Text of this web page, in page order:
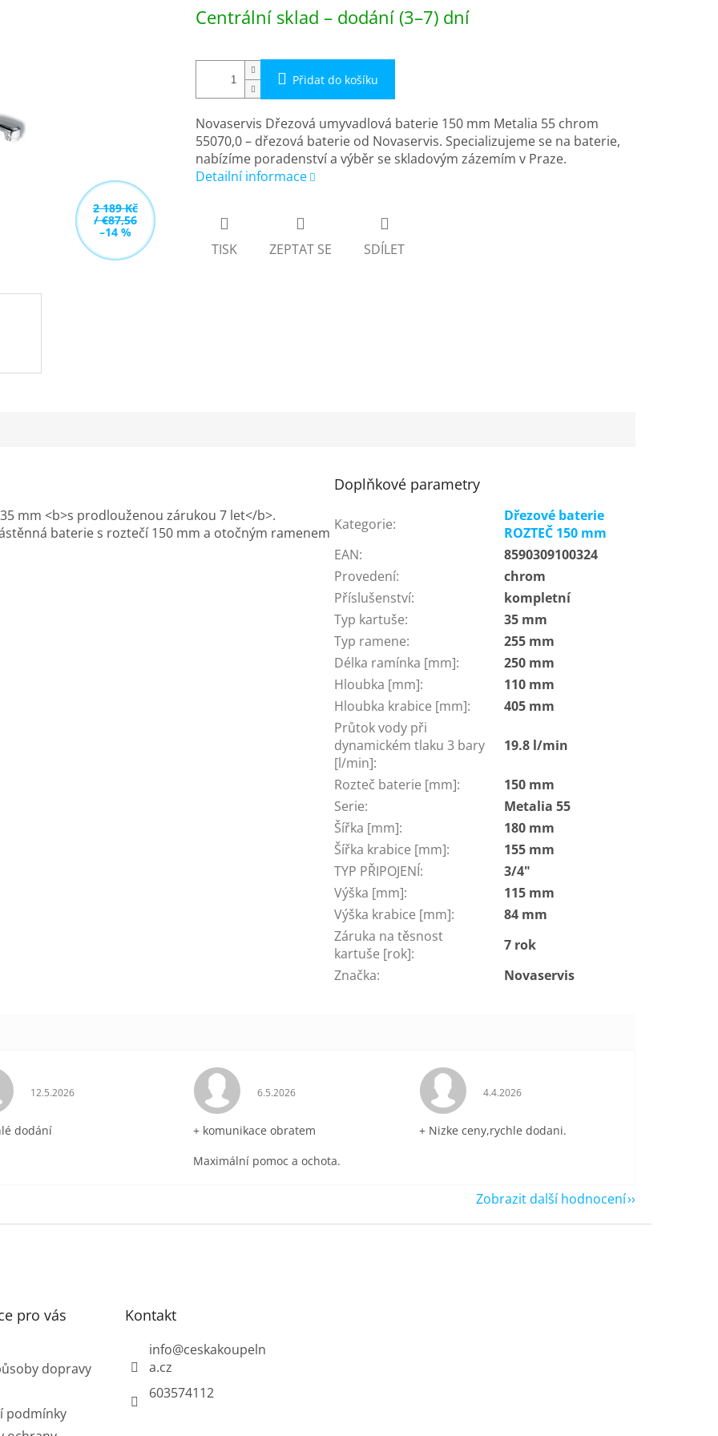
2 189 Kč
/ €87,56
–14 %
cena:
Centrální sklad – dodání (3–7) dní
Přidat do košíku
Novaservis Dřezová umyvadlová baterie 150 mm Metalia 55 chrom
55070,0 – dřezová baterie od Novaservis. Specializujeme se na baterie,
nabízíme poradenství a výběr se skladovým zázemím v Praze.
Detailní informace
TISK ZEPTAT SE SDÍLET
mm <b>s prodlouženou zárukou 7 let</b>.
baterie s roztečí 150 mm a otočným ramenem
Doplňkové parametry
Kategorie:
Dřezové baterie
ROZTEČ 150 mm
EAN:
8590309100324
Provedení:
chrom
Příslušenství:
kompletní
Typ kartuše:
35 mm
Typ ramene:
255 mm
Délka ramínka [mm]:
250 mm
Hloubka [mm]:
110 mm
Hloubka krabice [mm]:
405 mm
Průtok vody při
dynamickém tlaku 3 bary
[l/min]:
19.8 l/min
Rozteč baterie [mm]:
150 mm
Serie:
Metalia 55
Šířka [mm]:
180 mm
Šířka krabice [mm]:
155 mm
TYP PŘIPOJENÍ:
3/4"
Výška [mm]:
115 mm
Výška krabice [mm]:
84 mm
Záruka na těsnost
kartuše [rok]:
7 rok
Značka: Novaservis
Hodnocení obchodu je 5 z 5 hvězdiček.
12.5.2026
dodání
Hodnocení obchodu je 5 z 5 hvězdiček.
6.5.2026
+ komunikace obratem
Maximální pomoc a ochota.
Hodnocení obchodu je 5 z 5 hvězdiček.
4.4.2026
+ Nizke ceny,rychle dodani.
Zobrazit další hodnocení
pro vás
dopravy
podmínky
Kontakt
info@ceskakoupeln
a.cz
603574112